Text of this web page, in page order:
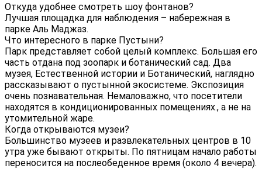
Откуда удобнее смотреть шоу фонтанов?
Лучшая площадка для наблюдения – набережная в
парке Аль Маджаз.
Что интересного в парке Пустыни?
Парк представляет собой целый комплекс. Большая его
часть отдана под зоопарк и ботанический сад. Два
музея, Естественной истории и Ботанический, наглядно
рассказывают о пустынной экосистеме. Экспозиция
очень познавательная. Немаловажно, что посетители
находятся в кондиционированных помещениях., а не на
утомительной жаре.
Когда открываются музеи?
Большинство музеев и развлекательных центров в 10
утра уже бывают открыты. По пятницам начало работы
переносится на послеобеденное время (около 4 вечера).